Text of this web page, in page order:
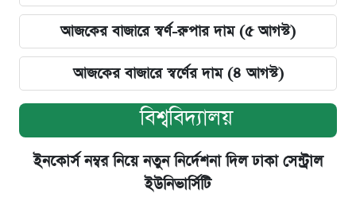
আজকের বাজারে স্বর্ণ-রুপার দাম (৫ আগস্ট)
আজকের বাজারে স্বর্ণের দাম (৪ আগস্ট)
বিশ্ববিদ্যালয়
ইনকোর্স নম্বর নিয়ে নতুন নির্দেশনা দিল ঢাকা সেন্ট্রাল
ইউনিভার্সিটি